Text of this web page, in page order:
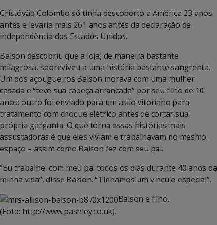
Cristóvão Colombo só tinha descoberto a América 23 anos
antes e levaria mais 261 anos antes da declaração de
independência dos Estados Unidos.
Balson descobriu que a loja, de maneira bastante
milagrosa, sobreviveu a uma história bastante sangrenta.
Um dos açougueiros Balson morava com uma mulher
casada e “teve sua cabeça arrancada” por seu filho de 10
anos; outro foi enviado para um asilo vitoriano para
tratamento com choque elétrico antes de cortar sua
própria garganta. O que torna essas histórias mais
assustadoras é que eles viviam e trabalhavam no mesmo
espaço – assim como Balson fez com seu pai.
“Eu trabalhei com meu pai todos os dias durante 40 anos da
minha vida”, disse Balson. “Tínhamos um vínculo especial”.
Balson e filho.
(Foto: http://www.pashley.co.uk).